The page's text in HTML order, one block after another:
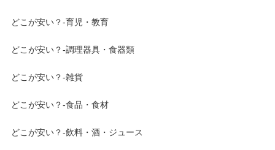
どこが安い？-育児・教育
どこが安い？-調理器具・食器類
どこが安い？-雑貨
どこが安い？-食品・食材
どこが安い？-飲料・酒・ジュース